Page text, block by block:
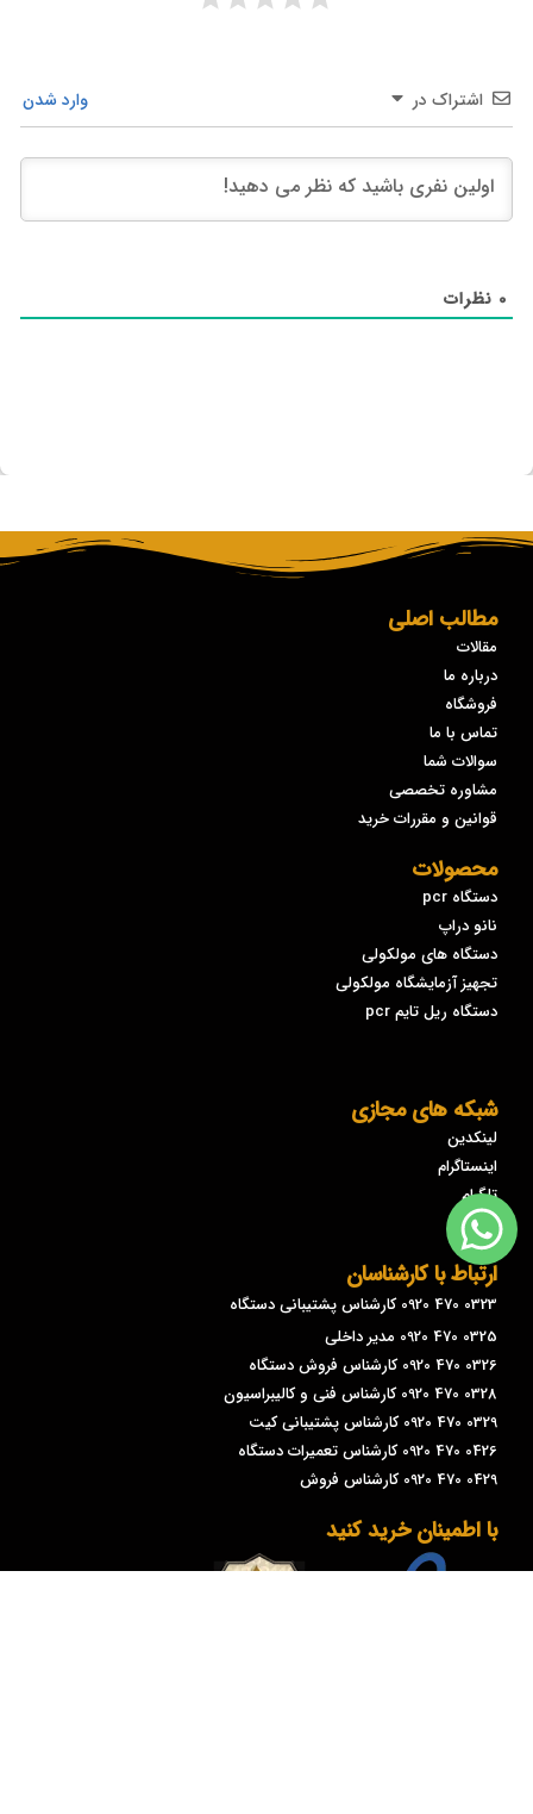
اشتراک در وارد شدن
0 نظرات
مطالب اصلی
مقالات
درباره ما
فروشگاه
تماس با ما
سوالات شما
مشاوره تخصصی
قوانین و مقررات خرید
محصولات
دستگاه pcr
نانو دراپ
دستگاه های مولکولی
تجهیز آزمایشگاه مولکولی
دستگاه ریل تایم pcr
شبکه های مجازی
لینکدین
اینستاگرام
تلگرام
روبیکا
ارتباط با کارشناسان
0323 470 0920 کارشناس پشتیبانی دستگاه
0325 470 0920 مدیر داخلی
0326 470 0920 کارشناس فروش دستگاه
0328 470 0920 کارشناس فنی و کالیبراسیون
0329 470 0920 کارشناس پشتیبانی کیت
0426 470 0920 کارشناس تعمیرات دستگاه
0429 470 0920 کارشناس فروش
با اطمینان خرید کنید